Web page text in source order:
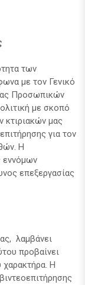
των
με τον Γενικό
Προσωπικών
με σκοπό
μας
για τον
Η
εννόμων
επεξεργασίας
λαμβάνει
προβαίνει
Η